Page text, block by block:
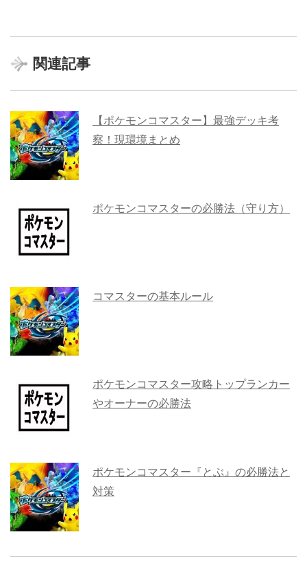
関連記事
【ポケモンコマスター】最強デッキ考
察！現環境まとめ
ポケモンコマスターの必勝法（守り方）
コマスターの基本ルール
ポケモンコマスター攻略トップランカー
やオーナーの必勝法
ポケモンコマスター『とぶ』の必勝法と
対策